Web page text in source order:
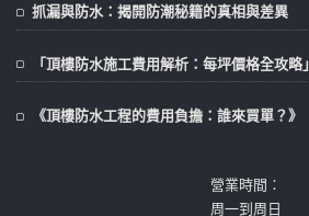
抓漏與防水：揭開防潮秘籍的真相與差異
「頂樓防水施工費用解析：每坪價格全攻略」
《頂樓防水工程的費用負擔：誰來買單？》
營業時間：
周一到周日